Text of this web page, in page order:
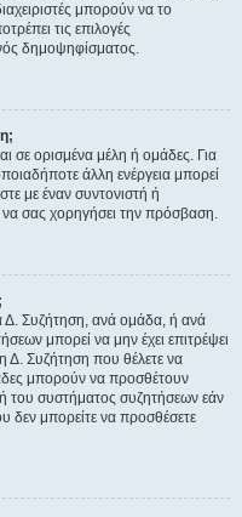
μπορούν να το
τις επιλογές
δημοψηφίσματος.
σε ορισμένα μέλη ή ομάδες. Για
άλλη ενέργεια μπορεί
με έναν συντονιστή ή
να σας χορηγήσει την πρόσβαση.
Δ. Συζήτηση, ανά ομάδα, ή ανά
μπορεί να μην έχει επιτρέψει
Δ. Συζήτηση που θέλετε να
μπορούν να προσθέτουν
του συστήματος συζητήσεων εάν
δεν μπορείτε να προσθέσετε